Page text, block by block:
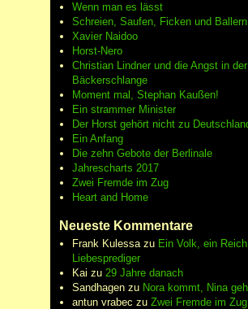
Wenn man es lässt
Schreien, Saufen, Ficken und Ballern
Xavier Naidoo
Horst-Nero
Christian Lindner und die Angst in der
Bäckerschlange
Moment mal, Stephan Kaußen!
Ein strammer Minister
Der Horst gehört nicht zu
Ein Anfang
Die zehn Gebote der Berlinale
Jahrescharts 2017
Zwei Fremde im Zug
Heart and Home
Neueste Kommentare
Frank Kulessazu Ein Volk, ein
Liebesprediger
Kai zu 29 Jahre danach
Sandhagenzu Nora kommt, Nina
antun vrabec zu Zwei Fremde im Zug